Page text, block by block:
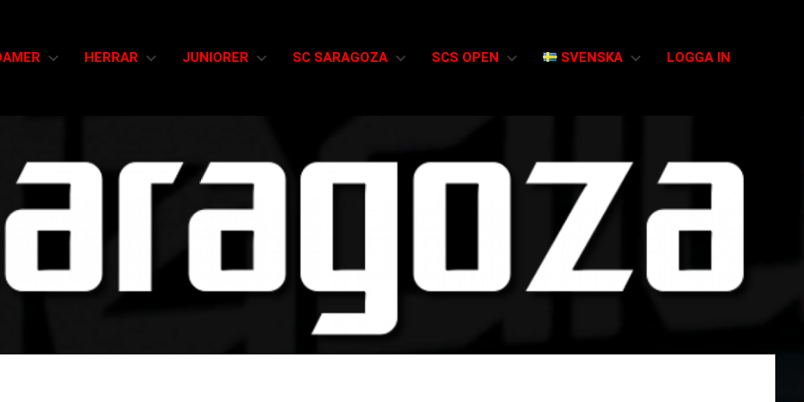
HERRAR JUNIORER SC SARAGOZA SCS OPEN SVENSKA LOGGA IN